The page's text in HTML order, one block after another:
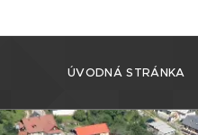
ÚVODNÁ STRÁNKA